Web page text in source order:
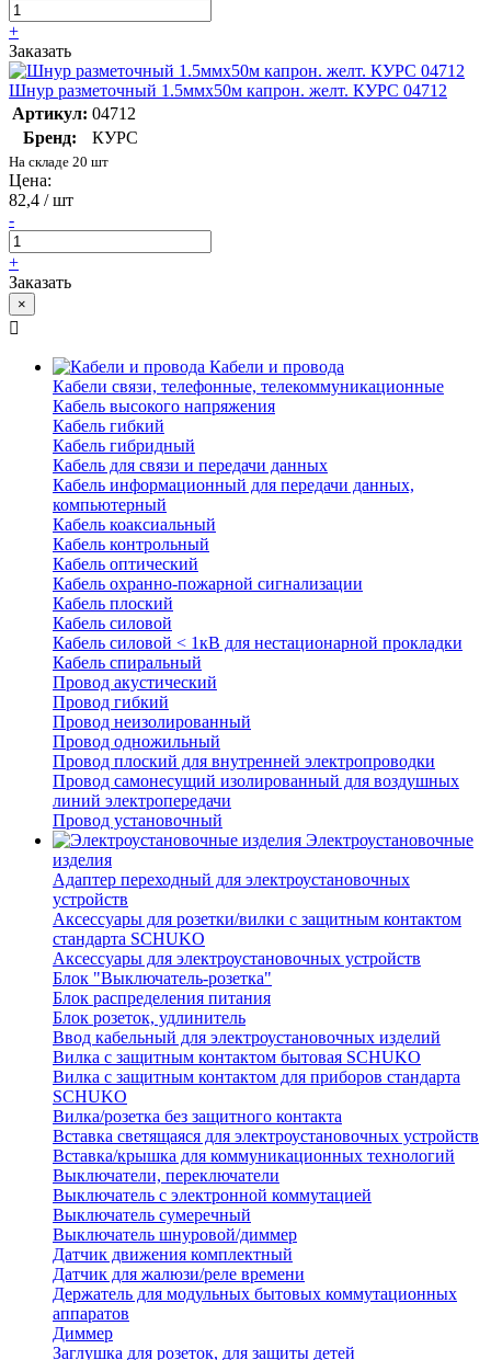
+
Заказать
Шнур разметочный 1.5ммх50м капрон. желт. КУРС 04712
Артикул: 04712
Бренд:
КУРС
На складе 20 шт
Цена:
82,4 / шт
-
+
Заказать
×
Кабели и провода
Кабели связи, телефонные, телекоммуникационные
Кабель высокого напряжения
Кабель гибкий
Кабель гибридный
Кабель для связи и передачи данных
Кабель информационный для передачи данных,
компьютерный
Кабель коаксиальный
Кабель контрольный
Кабель оптический
Кабель охранно-пожарной сигнализации
Кабель плоский
Кабель силовой
Кабель силовой < 1кВ для нестационарной прокладки
Кабель спиральный
Провод акустический
Провод гибкий
Провод неизолированный
Провод одножильный
Провод плоский для внутренней электропроводки
Провод самонесущий изолированный для воздушных
линий электропередачи
Провод установочный
Электроустановочные
изделия
Адаптер переходный для электроустановочных
устройств
Аксессуары для розетки/вилки с защитным контактом
стандарта SCHUKO
Аксессуары для электроустановочных устройств
Блок "Выключатель-розетка"
Блок распределения питания
Блок розеток, удлинитель
Ввод кабельный для электроустановочных изделий
Вилка с защитным контактом бытовая SCHUKO
Вилка с защитным контактом для приборов стандарта
SCHUKO
Вилка/розетка без защитного контакта
Вставка светящаяся для электроустановочных устройств
Вставка/крышка для коммуникационных технологий
Выключатели, переключатели
Выключатель с электронной коммутацией
Выключатель сумеречный
Выключатель шнуровой/диммер
Датчик движения комплектный
Датчик для жалюзи/реле времени
Держатель для модульных бытовых коммутационных
аппаратов
Диммер
Заглушка для розеток, для защиты детей